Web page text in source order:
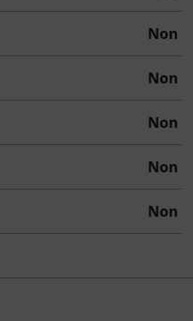
Non
Non
Non
Non
Non